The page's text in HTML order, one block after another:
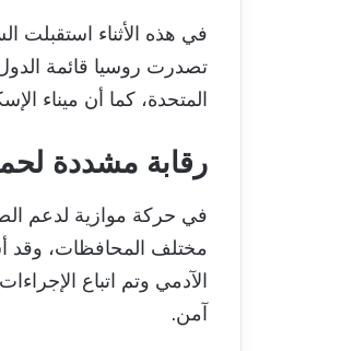
تصدرت روسيا قائمة الدول
المتحدة، كما أن ميناء
رقابة مشددة
في حركة موازية لدعم
مختلف المحافظات، وقد
الآدمي وتم اتباع
آمن.